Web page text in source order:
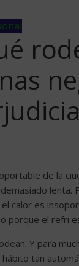
de la
lenta.
calor es
porque el refri
Y para
tan